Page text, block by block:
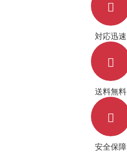
対応迅速
送料無料
安全保障